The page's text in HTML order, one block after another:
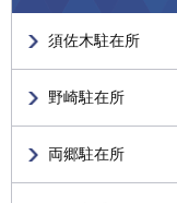
須佐木駐在所
野崎駐在所
両郷駐在所